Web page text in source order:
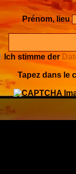
Prénom, lieu
Ich stimme der
Tapez dans le